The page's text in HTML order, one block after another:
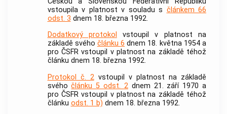
vstoupila v platnost v souladu s článkem 66
odst. 3 dnem 18. března 1992.
Dodatkový protokol
vstoupil v platnost na
základě svého článku 6 dnem 18. května 1954 a
pro ČSFR vstoupil v platnost na základě téhož
článku dnem 18. března 1992.
Protokol č. 2vstoupil v platnost na základě
svéhočlánku 5 odst. 2dnem 21. září 1970 a
pro ČSFR vstoupil v platnost na základě téhož
článku odst. 1 b) dnem 18. března 1992.